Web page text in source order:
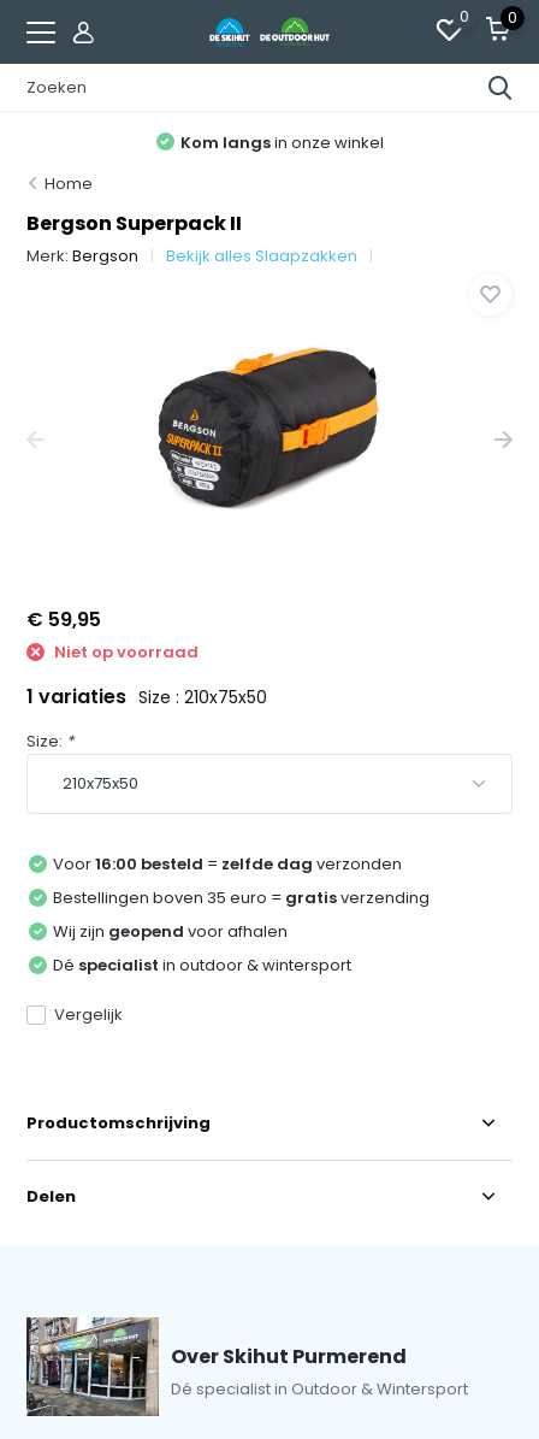
0 0
Kom langsin onze winkel
Home
Bergson Superpack II
Merk:Bergson Bekijk alles Slaapzakken
€ 59,95
Niet op voorraad
1 variaties Size : 210x75x50
Size: *
Voor16:00 besteld = zelfde dag verzonden
Bestellingen boven 35 euro = gratisverzending
Wij zijn geopend voor afhalen
Dé specialist in outdoor & wintersport
Vergelijk
Productomschrijving
Delen
Over Skihut Purmerend
Dé specialist in Outdoor & Wintersport